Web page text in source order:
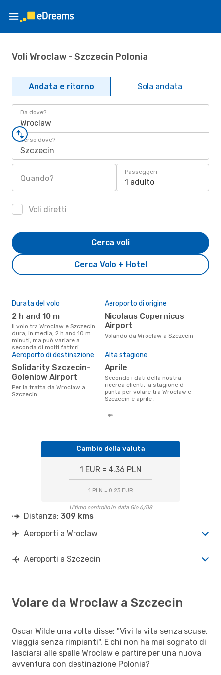
Voli Wroclaw - Szczecin Polonia
Andata e ritorno Sola andata
Da dove?
Wroclaw
Verso dove?
Szczecin
Quando?
Passeggeri
1 adulto
Voli diretti
Cerca Volo + Hotel
Cerca voli
Durata del volo
2 h and 10 m
Il volo tra Wroclaw e Szczecin
dura, in media, 2 h and 10 m
minuti, ma può variare a
seconda di molti fattori
Aeroporto di origine
Nicolaus Copernicus
Airport
Volando da Wroclaw a Szczecin
Aeroporto di destinazione
Solidarity Szczecin-
Goleniow Airport
Per la tratta da Wroclaw a
Szczecin
Alta stagione
aprile
Secondo i dati della nostra
ricerca clienti, la stagione di
punta per volare tra Wroclaw e
Szczecin è aprile .
Cambio della valuta
1 EUR = 4.36 PLN
1 PLN = 0.23 EUR
Ultimo controllo in data Gio 6/08
Distanza: 309 kms
Aeroporti a Wroclaw
Aeroporti a Szczecin
Volare da Wroclaw a Szczecin
Oscar Wilde una volta disse: "Vivi la vita senza scuse,
viaggia senza rimpianti". E chi non ha mai sognato di
lasciarsi alle spalle Wroclaw e partire per una nuova
avventura con destinazione Polonia?